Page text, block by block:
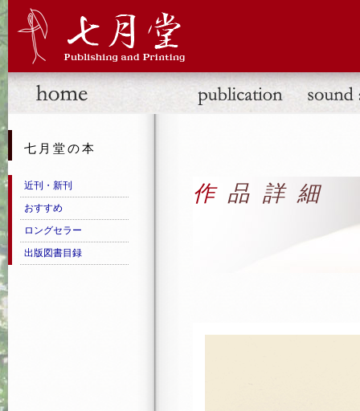
作品詳細
七月堂の本
近刊・新刊
おすすめ
ロングセラー
出版図書目録